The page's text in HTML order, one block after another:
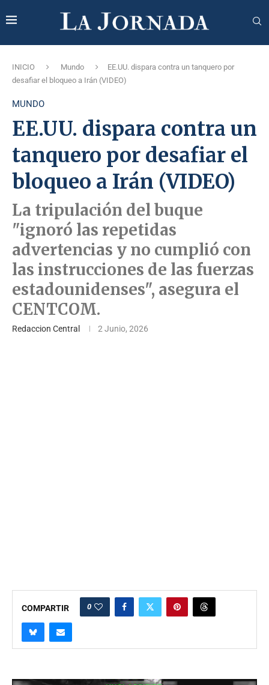
INICIO Mundo
EE.UU. dispara contra un tanquero por
desafiar el bloqueo a Irán (VIDEO)
MUNDO
EE.UU. dispara contra un
tanquero por desafiar el
bloqueo a Irán (VIDEO)
La tripulación del buque
"ignoró las repetidas
advertencias y no cumplió con
las instrucciones de las fuerzas
estadounidenses", asegura el
CENTCOM.
Redaccion Central 2 Junio, 2026
COMPARTIR 0